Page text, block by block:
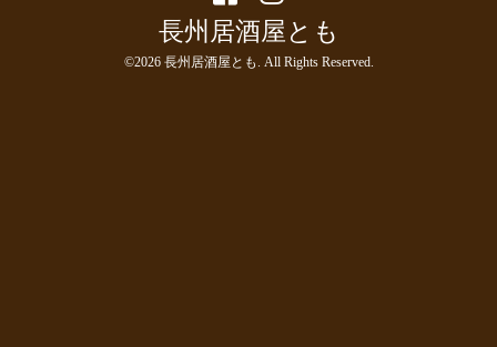
長州居酒屋とも
©2026 長州居酒屋とも . All Rights Reserved.